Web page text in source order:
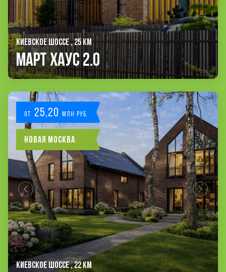
КИЕВСКОЕ ШОССЕ , 25 КМ
Март Хаус 2.0
от 25,20 млн руб.
Новая Москва
КИЕВСКОЕ ШОССЕ , 22 КМ